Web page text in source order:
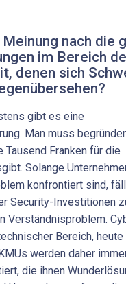
nach die
im Bereich
denen sich
gibt es eine
Man muss
Tausend Franken für die
Solange
konfrontiert sind,
Security-Investitionen
Verständnisproblem.
Bereich, heute
werden daher
die ihnen